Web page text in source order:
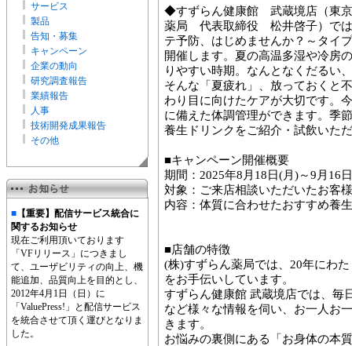
サービス
製品
告知・募集
キャンペーン
企業の動向
研究調査報告
業績報告
人事
技術開発成果報告
その他
■ 【重要】配信サービス統合に
関するお知らせ
現在ご利用頂いております
「VFリリース」につきまし
て、ユーザビリティの向上、機
能追加、品質向上を目的とし、
2012年4月1日（日）に
「ValuePress!」と配信サービス
を統合させて頂く運びとなりま
した。
◆すずらん健康館 武蔵境店（東
薬局 代表取締役 松井啓子）では
テ予防、はじめませんか？～タイ
開催します。夏の高温多湿や冷房
りやすい時期。なんとなくだるい
そんな「夏疲れ」、放っておくと
わり目に向けたケアが大切です。
に備えた体調管理ができます。季
養生ドリンクをご紹介・試飲いた
■キャンペーン開催概要
期間：2025年8月18日(月)～9月16
対象：ご来店相談いただいたお客様
内容：体質に合わせたおすすめ養
■店舗の特徴
(株)すずらん薬局では、20年にわ
をお手伝いしています。
すずらん健康館 武蔵境店では、毎
など様々な情報を伺い、お一人お
きます。
お悩みの裏側にある「お身体の本